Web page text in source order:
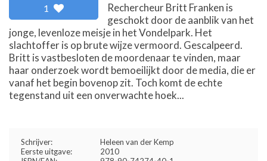
1
Rechercheur Britt Franken is
geschokt door de aanblik van het
jonge, levenloze meisje in het Vondelpark. Het
slachtoffer is op brute wijze vermoord. Gescalpeerd.
Britt is vastbesloten de moordenaar te vinden, maar
haar onderzoek wordt bemoeilijkt door de media, die er
vanaf het begin bovenop zit. Toch komt de echte
tegenstand uit een onverwachte hoek...
Schrijver:
Heleen van der Kemp
Eerste uitgave:
2010